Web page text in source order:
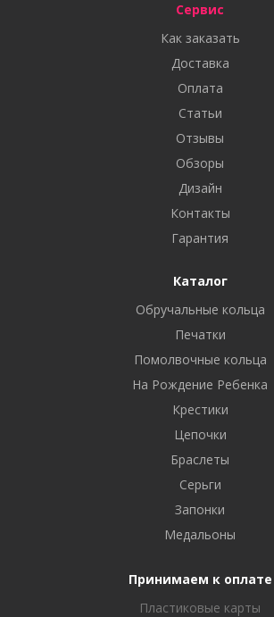
Сервис
Как заказать
Доставка
Оплата
Статьи
Отзывы
Обзоры
Дизайн
Контакты
Гарантия
Каталог
Обручальные кольца
Печатки
Помолвочные кольца
На Рождение Ребенка
Крестики
Цепочки
Браслеты
Серьги
Запонки
Медальоны
Принимаем к оплате
Пластиковые карты